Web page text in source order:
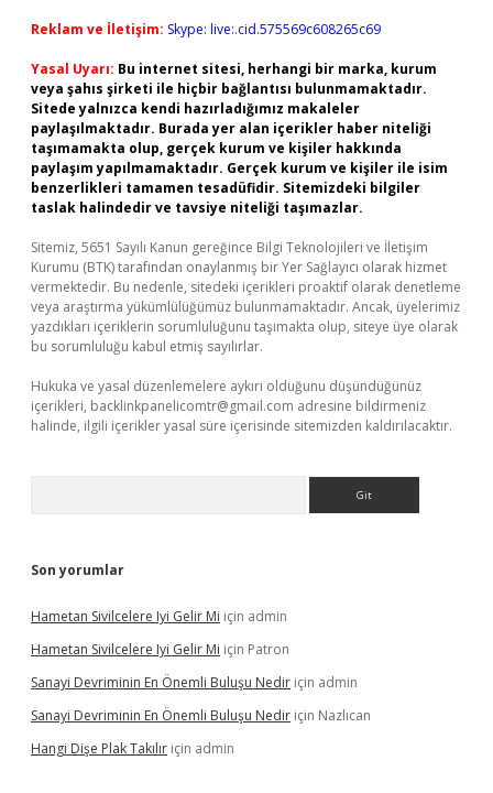
Reklam ve İletişim: Skype: live:.cid.575569c608265c69
Yasal Uyarı: Bu internet sitesi, herhangi bir marka, kurum
veya şahıs şirketi ile hiçbir bağlantısı bulunmamaktadır.
Sitede yalnızca kendi hazırladığımız makaleler
paylaşılmaktadır. Burada yer alan içerikler haber niteliği
taşımamakta olup, gerçek kurum ve kişiler hakkında
paylaşım yapılmamaktadır. Gerçek kurum ve kişiler ile isim
benzerlikleri tamamen tesadüfidir. Sitemizdeki bilgiler
taslak halindedir ve tavsiye niteliği taşımazlar.
Sitemiz, 5651 Sayılı Kanun gereğince Bilgi Teknolojileri ve İletişim
Kurumu (BTK) tarafından onaylanmış bir Yer Sağlayıcı olarak hizmet
vermektedir. Bu nedenle, sitedeki içerikleri proaktif olarak denetleme
veya araştırma yükümlülüğümüz bulunmamaktadır. Ancak, üyelerimiz
yazdıkları içeriklerin sorumluluğunu taşımakta olup, siteye üye olarak
bu sorumluluğu kabul etmiş sayılırlar.
Hukuka ve yasal düzenlemelere aykırı olduğunu düşündüğünüz
içerikleri, backlinkpanelicomtr@gmail.com adresine bildirmeniz
halinde, ilgili içerikler yasal süre içerisinde sitemizden kaldırılacaktır.
Son yorumlar
Hametan Sivilcelere Iyi Gelir Mi için admin
Hametan Sivilcelere Iyi Gelir Mi için Patron
Sanayi Devriminin En Önemli Buluşu Nedir için admin
Sanayi Devriminin En Önemli Buluşu Nedir için Nazlıcan
Hangi Dişe Plak Takılır için admin